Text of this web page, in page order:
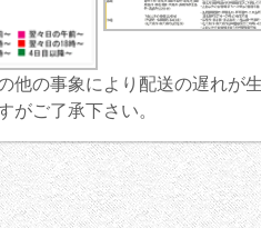
他の事象により配送の遅れが
がご了承下さい。